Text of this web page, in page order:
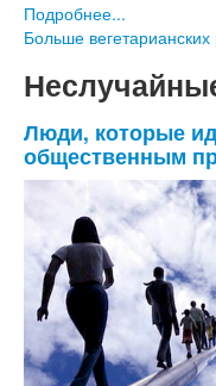
Подробнее...
Больше вегетарианских
Люди, которые
общественным